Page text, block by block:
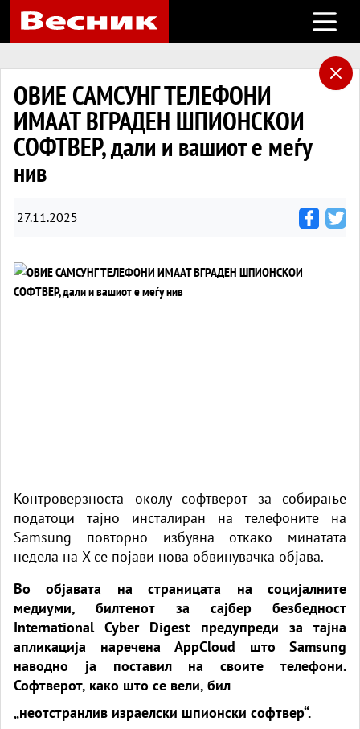
Open
ОВИЕ САМСУНГ ТЕЛЕФОНИ
ИМААТ ВГРАДЕН ШПИОНСКОИ
СОФТВЕР, дали и вашиот е меѓу
нив
27.11.2025
Контроверзноста околу софтверот за собирање
податоци тајно инсталиран на телефоните на
Samsung повторно избувна откако минатата
недела на X се појави нова обвинувачка објава.
Во објавата на страницата на социјалните
медиуми, билтенот за сајбер безбедност
International Cyber ​​​​Digest предупреди за тајна
апликација наречена AppCloud што Samsung
наводно ја поставил на своите телефони.
Софтверот, како што се вели, бил
„неотстранлив израелски шпионски софтвер“.